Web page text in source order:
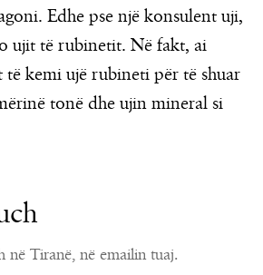
Edhe pse një konsulent uji,
ujit të rubinetit. Në fakt, ai
të kemi ujë rubineti për të shuar
tonë dhe ujin mineral si
në Tiranë, në emailin tuaj.